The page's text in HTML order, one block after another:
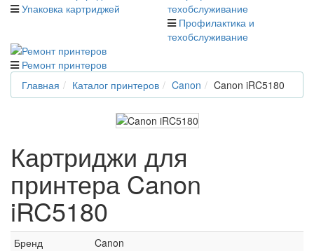
Упаковка картриджей
Профилактика и
техобслуживание
Ремонт принтеров
Главная
Каталог принтеров Canon Canon iRC5180
Картриджи для
принтера Canon
iRC5180
Бренд
Canon